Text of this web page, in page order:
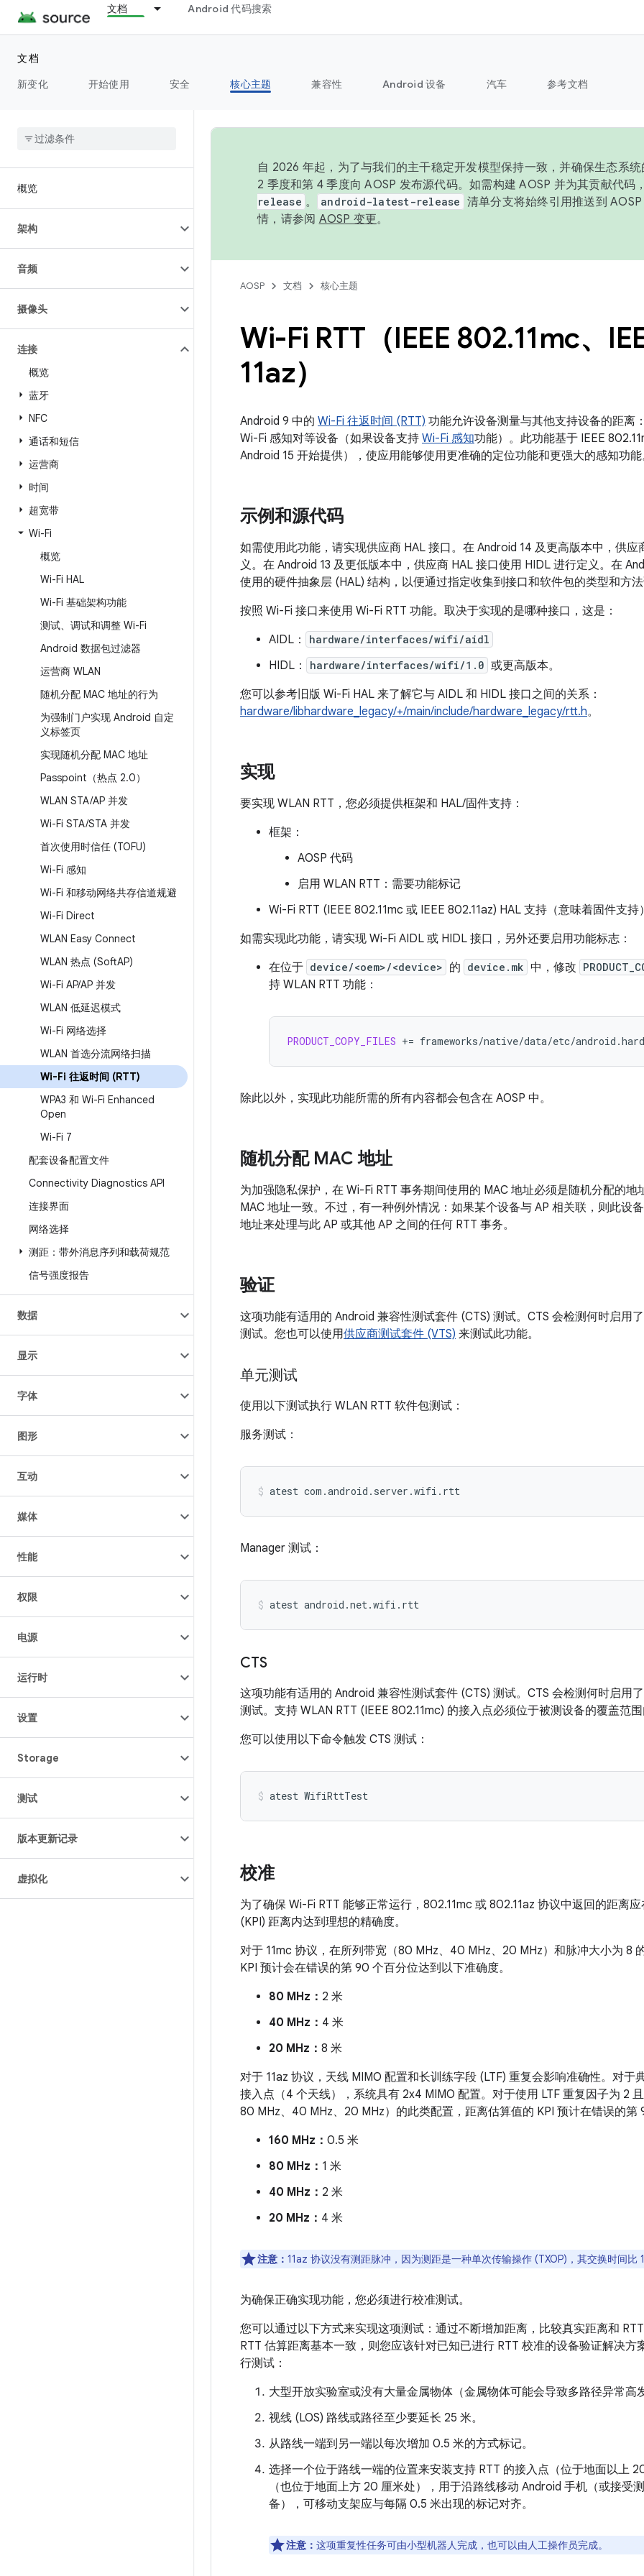
文档 Android 代码搜索
文档
新变化
开始使用 安全 核心主题 兼容性 Android 设备 汽车 参考文档
概览
架构
音频
摄像头
连接
概览
蓝牙
NFC
通话和短信
运营商
时间
超宽带
Wi-Fi
概览
Wi-Fi HAL
Wi-Fi 基础架构功能
测试、调试和调整 Wi-Fi
Android 数据包过滤器
运营商 WLAN
随机分配 MAC 地址的行为
为强制门户实现 Android 自定
义标签页
实现随机分配 MAC 地址
Passpoint（热点 2.0）
WLAN STA/AP 并发
Wi-Fi STA/STA 并发
首次使用时信任 (TOFU)
Wi-Fi 感知
Wi-Fi 和移动网络共存信道规避
Wi-Fi Direct
WLAN Easy Connect
WLAN 热点 (SoftAP)
Wi-Fi AP/AP 并发
WLAN 低延迟模式
Wi-Fi 网络选择
WLAN 首选分流网络扫描
Wi-Fi 往返时间 (RTT)
WPA3 和 Wi-Fi Enhanced
Open
Wi-Fi 7
配套设备配置文件
Connectivity Diagnostics API
连接界面
网络选择
测距：带外消息序列和载荷规范
信号强度报告
数据
显示
字体
图形
互动
媒体
性能
权限
电源
运行时
设置
Storage
测试
版本更新记录
虚拟化
自 2026 年起，为了与我们的主干稳定开发模型保持一致，并确保生态系
2 季度和第 4 季度向 AOSP 发布源代码。如需构建 AOSP 并为其贡献代码
release 。 android-latest-release 清单分支将始终引用推送到
情，请参阅 AOSP 变更。
AOSP 文档 核心主题
Wi-Fi RTT（IEEE 802.11mc、
11az）
Android 9 中的 Wi-Fi 往返时间 (RTT) 功能允许设备测量与其他支持设备的距离
Wi-Fi 感知对等设备（如果设备支持 Wi-Fi 感知功能）。此功能基于 IEEE
Android 15 开始提供），使应用能够使用更准确的定位功能和更强大的感知功
示例和源代码
如需使用此功能，请实现供应商 HAL 接口。在 Android 14 及更高版本中，供应
义。在 Android 13 及更低版本中，供应商 HAL 接口使用 HIDL 进行定义。在
使用的硬件抽象层 (HAL) 结构，以便通过指定收集到接口和软件包的类型和方
按照 Wi-Fi 接口来使用 Wi-Fi RTT 功能。取决于实现的是哪种接口，这是：
AIDL：
hardware/interfaces/wifi/aidl
HIDL： hardware/interfaces/wifi/1.0 或更高版本。
您可以参考旧版 Wi-Fi HAL 来了解它与 AIDL 和 HIDL 接口之间的关系：
hardware/libhardware_legacy/+/main/include/hardware_legacy/rtt.h。
实现
要实现 WLAN RTT，您必须提供框架和 HAL/固件支持：
框架：
AOSP 代码
启用 WLAN RTT：需要功能标记
Wi-Fi RTT (IEEE 802.11mc 或 IEEE 802.11az) HAL 支持（意味着固件支持
如需实现此功能，请实现 Wi-Fi AIDL 或 HIDL 接口，另外还要启用功能标志：
在位于 device/<oem>/<device> 的 device.mk 中，修改
持 WLAN RTT 功能：
PRODUCT_COPY_FILES += frameworks/native/data/etc/
除此以外，实现此功能所需的所有内容都会包含在 AOSP 中。
随机分配 MAC 地址
为加强隐私保护，在 Wi-Fi RTT 事务期间使用的 MAC 地址必须是随机分配的
MAC 地址一致。不过，有一种例外情况：如果某个设备与 AP 相关联，则此设
地址来处理与此 AP 或其他 AP 之间的任何 RTT 事务。
验证
这项功能有适用的 Android 兼容性测试套件 (CTS) 测试。CTS 会检测何时启用
测试。您也可以使用供应商测试套件 (VTS) 来测试此功能。
单元测试
使用以下测试执行 WLAN RTT 软件包测试：
服务测试：
atest com.android.server.wifi.rtt
Manager 测试：
atest android.net.wifi.rtt
CTS
这项功能有适用的 Android 兼容性测试套件 (CTS) 测试。CTS 会检测何时启用
测试。支持 WLAN RTT (IEEE 802.11mc) 的接入点必须位于被测设备的覆盖范
您可以使用以下命令触发 CTS 测试：
atest WifiRttTest
校准
为了确保 Wi-Fi RTT 能够正常运行，802.11mc 或 802.11az 协议中返回的距离
(KPI) 距离内达到理想的精确度。
对于 11mc 协议，在所列带宽（80 MHz、40 MHz、20 MHz）和脉冲大小为 8
KPI 预计会在错误的第 90 个百分位达到以下准确度。
80 MHz： 2 米
40 MHz： 4 米
20 MHz： 8 米
对于 11az 协议，天线 MIMO 配置和长训练字段 (LTF) 重复会影响准确性。对于
接入点（4 个天线），系统具有 2x4 MIMO 配置。对于使用 LTF 重复因子为 2
80 MHz、40 MHz、20 MHz）的此类配置，距离估算值的 KPI 预计在错误的
160 MHz： 0.5 米
80 MHz： 1 米
40 MHz： 2 米
20 MHz： 4 米
注意： 11az 协议没有测距脉冲，因为测距是一种单次传输操作 (TXOP)，其交换时间比
为确保正确实现功能，您必须进行校准测试。
您可以通过以下方式来实现这项测试：通过不断增加距离，比较真实距离和
RTT 估算距离基本一致，则您应该针对已知已进行 RTT 校准的设备验证解决方
行测试：
大型开放实验室或没有大量金属物体（金属物体可能会导致多路径异常高
视线 (LOS) 路线或路径至少要延长 25 米。
从路线一端到另一端以每次增加 0.5 米的方式标记。
选择一个位于路线一端的位置来安装支持 RTT 的接入点（位于地面以上
（也位于地面上方 20 厘米处），用于沿路线移动 Android 手机（或接受
备），可移动支架应与每隔 0.5 米出现的标记对齐。
注意： 这项重复性任务可由小型机器人完成，也可以由人工操作员完成。